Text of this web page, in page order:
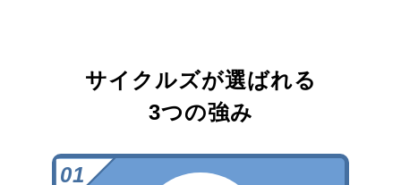
サイクルズが選ばれる
3つの強み